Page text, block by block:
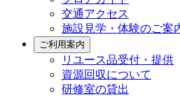
交通アクセス
施設見学・体験のご案
ご利用案内
リユース品受付・提供
資源回収について
研修室の貸出